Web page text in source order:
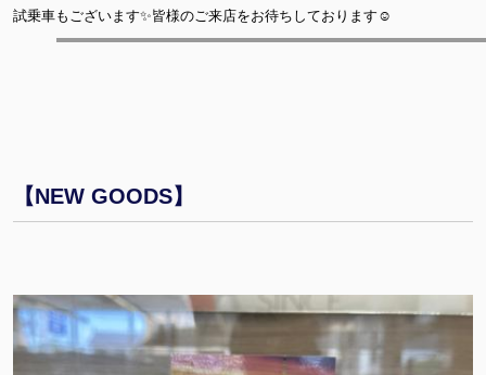
試乗車もございます✨皆様のご来店をお待ちしております☺
【NEW GOODS】